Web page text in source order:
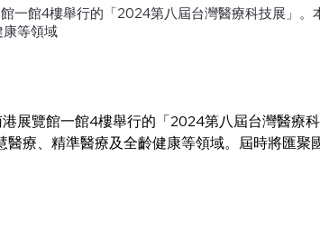
一館4樓舉行的「2024第八屆台灣醫療科技展」
等領域
展覽館一館4樓舉行的「2024第八屆台灣醫療
療、精準醫療及全齡健康等領域。屆時將匯